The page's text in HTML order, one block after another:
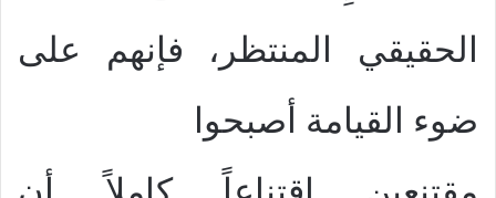
الحقيقي المنتظر، فإنهم على
ضوء القيامة أصبحوا